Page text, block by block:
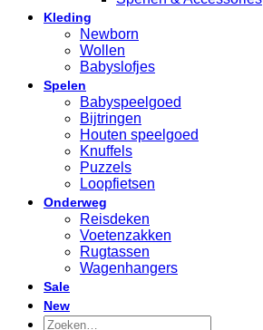
Kleding
Newborn
Wollen
Babyslofjes
Spelen
Babyspeelgoed
Bijtringen
Houten speelgoed
Knuffels
Puzzels
Loopfietsen
Onderweg
Reisdeken
Voetenzakken
Rugtassen
Wagenhangers
Sale
New
Zoeken